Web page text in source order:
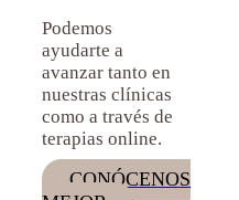
Podemos
ayudarte a
avanzar tanto en
nuestras clínicas
como a través de
terapias online.
CONÓCENOS